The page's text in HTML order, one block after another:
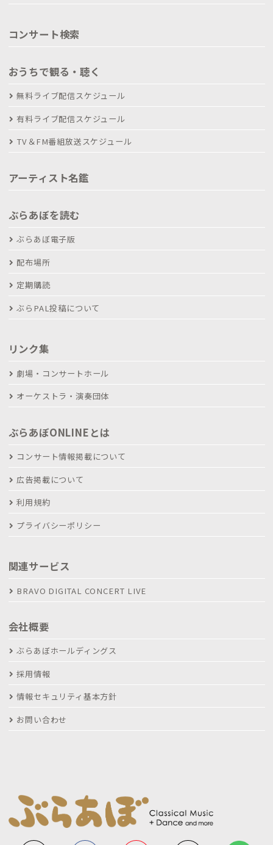
コンサート検索
おうちで観る・聴く
無料ライブ配信スケジュール
有料ライブ配信スケジュール
TV＆FM番組放送スケジュール
アーティスト名鑑
ぶらあぼを読む
ぶらあぼ電子版
配布場所
定期購読
ぶらPAL投稿について
リンク集
劇場・コンサートホール
オーケストラ・演奏団体
ぶらあぼONLINEとは
コンサート情報掲載について
広告掲載について
利用規約
プライバシーポリシー
関連サービス
BRAVO DIGITAL CONCERT LIVE
会社概要
ぶらあぼホールディングス
採用情報
情報セキュリティ基本方針
お問い合わせ